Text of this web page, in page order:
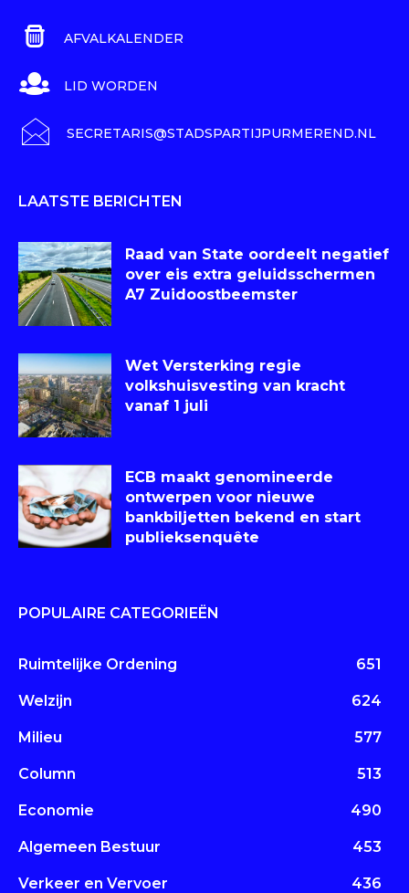
AFVALKALENDER
LID WORDEN
SECRETARIS@STADSPARTIJPURMEREND.NL
LAATSTE BERICHTEN
Raad van State oordeelt negatief
over eis extra geluidsschermen
A7 Zuidoostbeemster
Wet Versterking regie
volkshuisvesting van kracht
vanaf 1 juli
ECB maakt genomineerde
ontwerpen voor nieuwe
bankbiljetten bekend en start
publieksenquête
POPULAIRE CATEGORIEËN
Ruimtelijke Ordening 651
Welzijn 624
Milieu 577
Column 513
Economie 490
Algemeen Bestuur 453
Verkeer en Vervoer 436